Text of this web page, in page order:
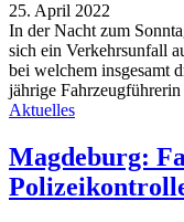
25. April 2022
In der Nacht zum
sich ein Verkehrsunfall
bei welchem insgesamt
jährige
Aktuelles
Magdeburg: